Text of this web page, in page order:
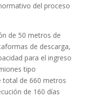
del proceso
de 50 metros de
de descarga,
para el ingreso
tipo
total de 660 metros
de 160 días